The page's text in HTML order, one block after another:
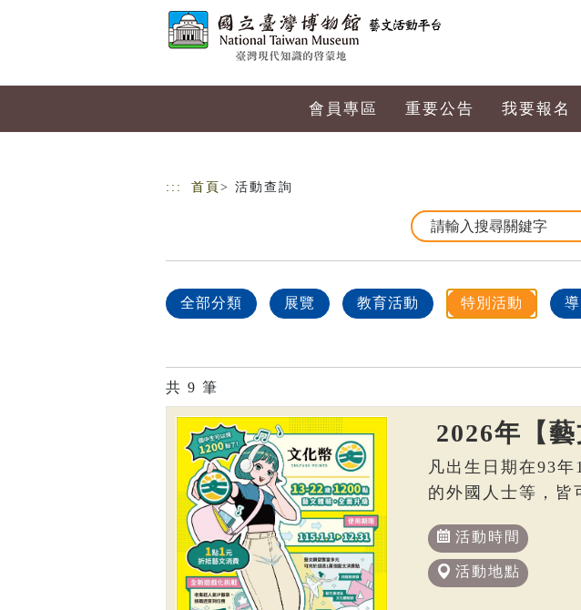
會員專區 重要公告 我要報名
::: 首頁 > 活動查詢
全部分類 展覽 教育活動 特別活動
共 9 筆
2026年【
凡出生日期在93
的外國人士等，皆
活動時間
活動地點